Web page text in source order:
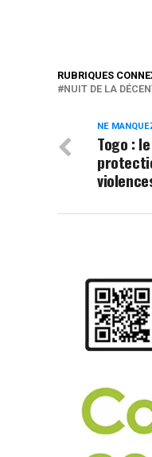
RUBRIQUES
NUIT DE LA
NE
Togo :